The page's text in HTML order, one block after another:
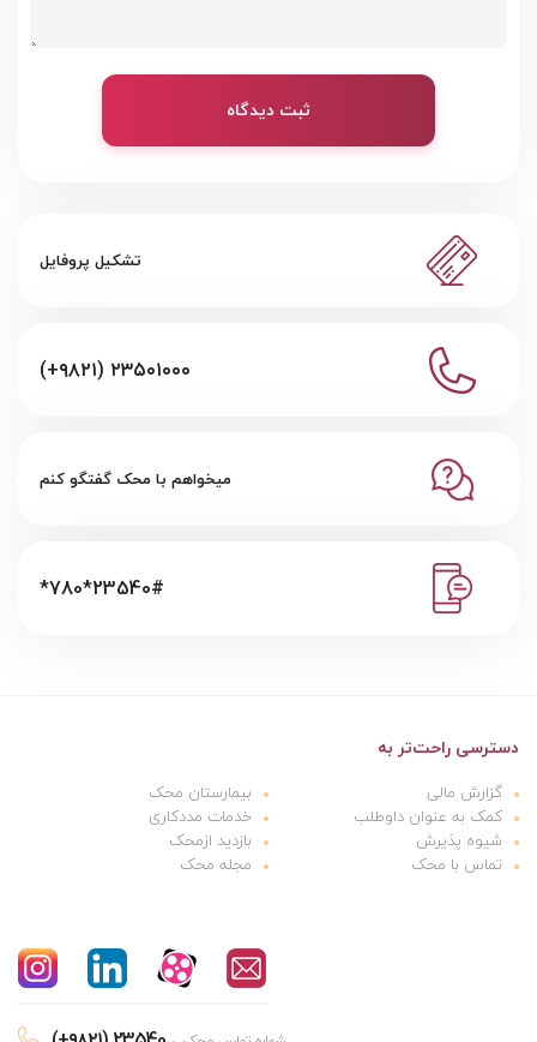
ثبت دیدگاه
تشکیل پروفایل
(+۹۸۲۱) ۲۳۵۰۱۰۰۰
میخواهم با محک گفتگو کنم
*780*23540#
دسترسی راحت‌تر به
گزارش مالی
بیمارستان محک
کمک به عنوان داوطلب
خدمات مددکاری
شیوه پذیرش
بازدید ازمحک
تماس با محک
مجله محک